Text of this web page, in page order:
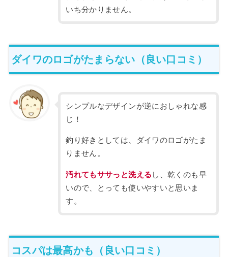
いち分かりません。
ダイワのロゴがたまらない（良い口コミ）
シンプルなデザインが逆におしゃれな感
じ！
釣り好きとしては、ダイワのロゴがたま
りません。
汚れてもササっと洗える し、乾くのも早
いので、とっても使いやすいと思いま
す。
コスパは最高かも（良い口コミ）